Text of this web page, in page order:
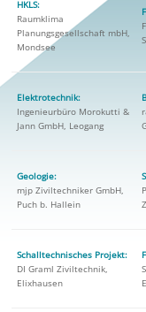
HKLS:
Raumklima
Planungsgesellschaft mbH,
Mondsee
Elektrotechnik:
Ingenieurbüro Morokutti &
Jann GmbH, Leogang
Geologie:
mjp Ziviltechniker GmbH,
Puch b. Hallein
Schalltechnisches Projekt:
DI Graml Ziviltechnik,
Elixhausen